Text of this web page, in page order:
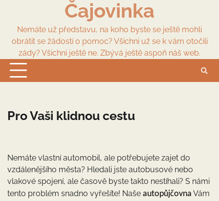
content
Čajovinka
Nemáte už představu, na koho byste se ještě mohli
obrátit se žádostí o pomoc? Všichni už se k vám otočili
zády? Všichni ještě ne. Zbývá ještě aspoň náš web.
Pro Vaši klidnou cestu
Nemáte vlastní automobil, ale potřebujete zajet do
vzdálenějšího města? Hledali jste autobusové nebo
vlakové spojení, ale časově byste takto nestíhali? S námi
tento problém snadno vyřešíte! Naše autopůjčovna Vám